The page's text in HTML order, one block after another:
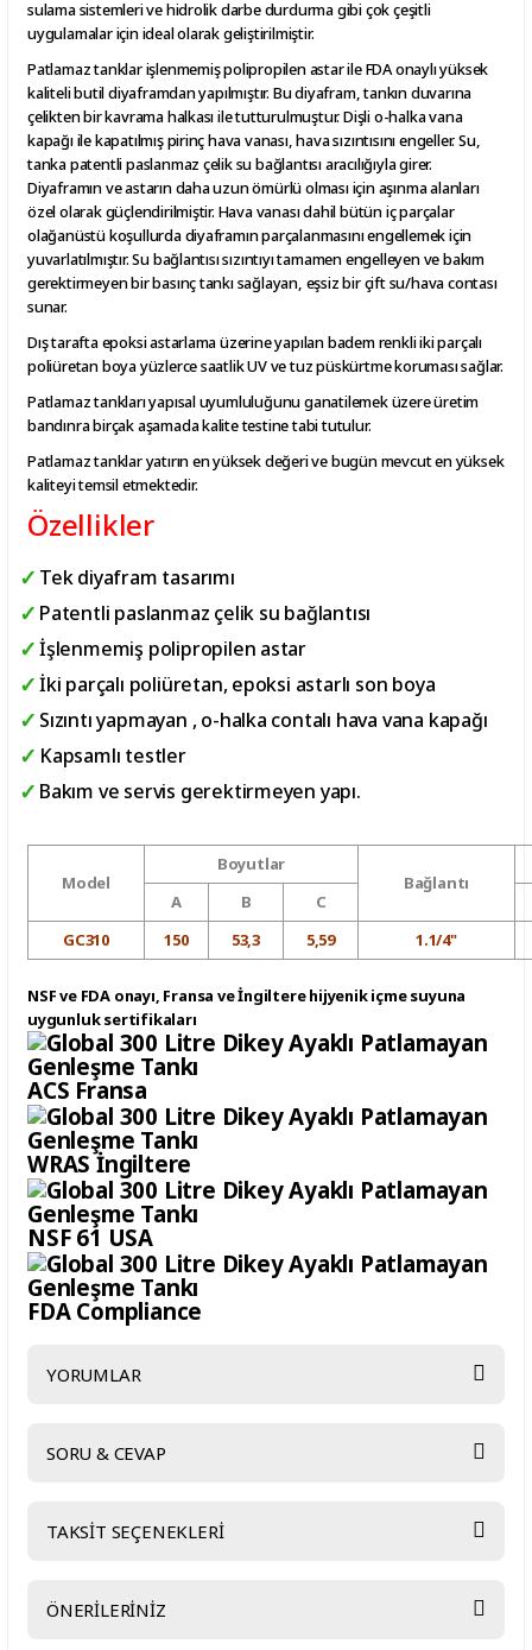
sulama sistemleri ve hidrolik darbe durdurma gibi çok çeşitli
uygulamalar için ideal olarak geliştirilmiştir.
Patlamaz tanklar işlenmemiş polipropilen astar ile FDA onaylı yüksek
kaliteli butil diyaframdan yapılmıştır. Bu diyafram, tankın duvarına
çelikten bir kavrama halkası ile tutturulmuştur. Dişli o-halka vana
kapağı ile kapatılmış pirinç hava vanası, hava sızıntısını engeller. Su,
tanka patentli paslanmaz çelik su bağlantısı aracılığıyla girer.
Diyaframın ve astarın daha uzun ömürlü olması için aşınma alanları
özel olarak güçlendirilmiştir. Hava vanası dahil bütün iç parçalar
olağanüstü koşullurda diyaframın parçalanmasını engellemek için
yuvarlatılmıştır. Su bağlantısı sızıntıyı tamamen engelleyen ve bakım
gerektirmeyen bir basınç tankı sağlayan, eşsiz bir çift su/hava contası
sunar.
Dış tarafta epoksi astarlama üzerine yapılan badem renkli iki parçalı
poliüretan boya yüzlerce saatlik UV ve tuz püskürtme koruması sağlar.
Patlamaz tankları yapısal uyumluluğunu ganatilemek üzere üretim
bandınra birçak aşamada kalite testine tabi tutulur.
Patlamaz tanklar yatırın en yüksek değeri ve bugün mevcut en yüksek
kaliteyi temsil etmektedir.
Özellikler
Tek diyafram tasarımı
Patentli paslanmaz çelik su bağlantısı
İşlenmemiş polipropilen astar
İki parçalı poliüretan, epoksi astarlı son boya
Sızıntı yapmayan , o-halka contalı hava vana kapağı
Kapsamlı testler
Bakım ve servis gerektirmeyen yapı.
Model
Boyutlar
Bağlantı
A
B
C
GC310
150 53,3 5,59 1.1/4"
NSF ve FDA onayı, Fransa ve İngiltere hijyenik içme suyuna
uygunluk sertifikaları
ACS Fransa
WRAS İngiltere
NSF 61 USA
FDA Compliance
YORUMLAR
SORU & CEVAP
TAKSİT SEÇENEKLERİ
ÖNERİLERİNİZ